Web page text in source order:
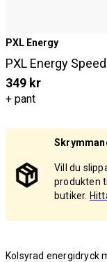
PXL Energy
PXL Energy
349 kr
+ pant
Vill du
produkten
butiker.
Kolsyrad energidryck